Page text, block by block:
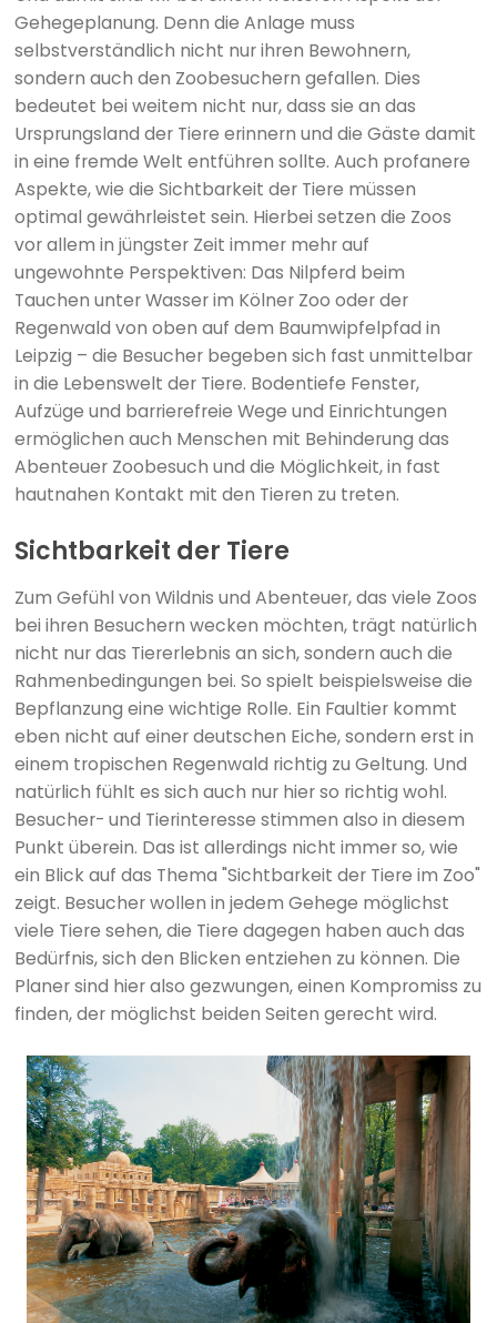
Gehegeplanung. Denn die Anlage muss
selbstverständlich nicht nur ihren Bewohnern,
sondern auch den Zoobesuchern gefallen. Dies
bedeutet bei weitem nicht nur, dass sie an das
Ursprungsland der Tiere erinnern und die Gäste damit
in eine fremde Welt entführen sollte. Auch profanere
Aspekte, wie die Sichtbarkeit der Tiere müssen
optimal gewährleistet sein. Hierbei setzen die Zoos
vor allem in jüngster Zeit immer mehr auf
ungewohnte Perspektiven: Das Nilpferd beim
Tauchen unter Wasser im Kölner Zoo oder der
Regenwald von oben auf dem Baumwipfelpfad in
Leipzig – die Besucher begeben sich fast unmittelbar
in die Lebenswelt der Tiere. Bodentiefe Fenster,
Aufzüge und barrierefreie Wege und Einrichtungen
ermöglichen auch Menschen mit Behinderung das
Abenteuer Zoobesuch und die Möglichkeit, in fast
hautnahen Kontakt mit den Tieren zu treten.
Sichtbarkeit der Tiere
Zum Gefühl von Wildnis und Abenteuer, das viele Zoos
bei ihren Besuchern wecken möchten, trägt natürlich
nicht nur das Tiererlebnis an sich, sondern auch die
Rahmenbedingungen bei. So spielt beispielsweise die
Bepflanzung eine wichtige Rolle. Ein Faultier kommt
eben nicht auf einer deutschen Eiche, sondern erst in
einem tropischen Regenwald richtig zu Geltung. Und
natürlich fühlt es sich auch nur hier so richtig wohl.
Besucher- und Tierinteresse stimmen also in diesem
Punkt überein. Das ist allerdings nicht immer so, wie
ein Blick auf das Thema "Sichtbarkeit der Tiere im Zoo"
zeigt. Besucher wollen in jedem Gehege möglichst
viele Tiere sehen, die Tiere dagegen haben auch das
Bedürfnis, sich den Blicken entziehen zu können. Die
Planer sind hier also gezwungen, einen Kompromiss zu
finden, der möglichst beiden Seiten gerecht wird.